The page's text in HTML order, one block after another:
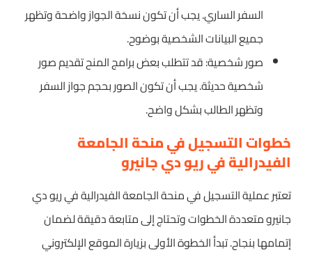
السفر الساري. يجب أن تكون نسخة الجواز واضحة وتظهر
جميع البيانات الشخصية بوضوح.
صور شخصية: قد تتطلب بعض برامج المنح تقديم صور
شخصية حديثة. يجب أن تكون الصور بحجم جواز السفر
وتظهر الطالب بشكل واضح.
خطوات التسجيل في منحة الجامعة
الفيدرالية في ريو دي جانيرو
تعتبر عملية التسجيل في منحة الجامعة الفيدرالية في ريو دي
جانيرو متعددة الخطوات وتحتاج إلى متابعة دقيقة لضمان
إتمامها بنجاح. تبدأ الخطوة الأولى بزيارة الموقع الإلكتروني